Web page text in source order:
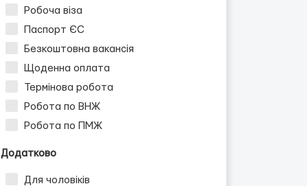
Робоча віза
Паспорт ЄС
Безкоштовна вакансія
Щоденна оплата
Термінова робота
Робота по ВНЖ
Робота по ПМЖ
Додатково
Для чоловіків